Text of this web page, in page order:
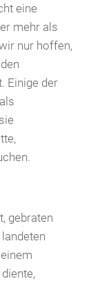
eine
mehr als
nur hoffen,
Einige der
gebraten